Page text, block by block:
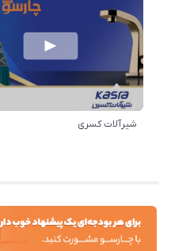
شیرآلات کسری